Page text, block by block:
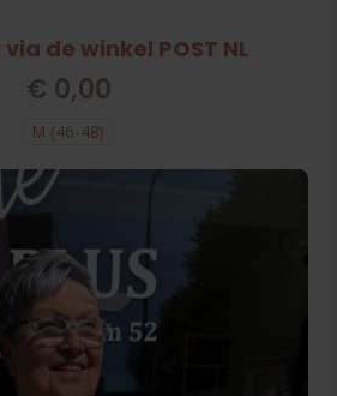
de winkel POST NL
€ 0,00
M (46-48)